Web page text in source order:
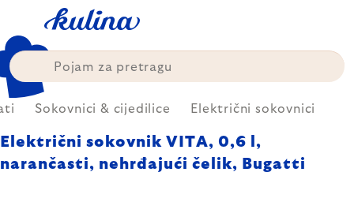
content
Sokovnici & cijedilice Električni sokovnici
Električni sokovnik VITA, 0,6 l,
narančasti, nehrđajući čelik, Bugatti